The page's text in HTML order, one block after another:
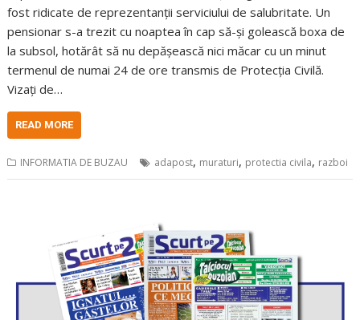
fost ridicate de reprezentanții serviciului de salubritate. Un
pensionar s-a trezit cu noaptea în cap să-și golească boxa de
la subsol, hotărât să nu depășească nici măcar cu un minut
termenul de numai 24 de ore transmis de Protecția Civilă.
Vizați de…
READ MORE
INFORMATIA DE BUZAU adapost, muraturi, protectia civila, razboi